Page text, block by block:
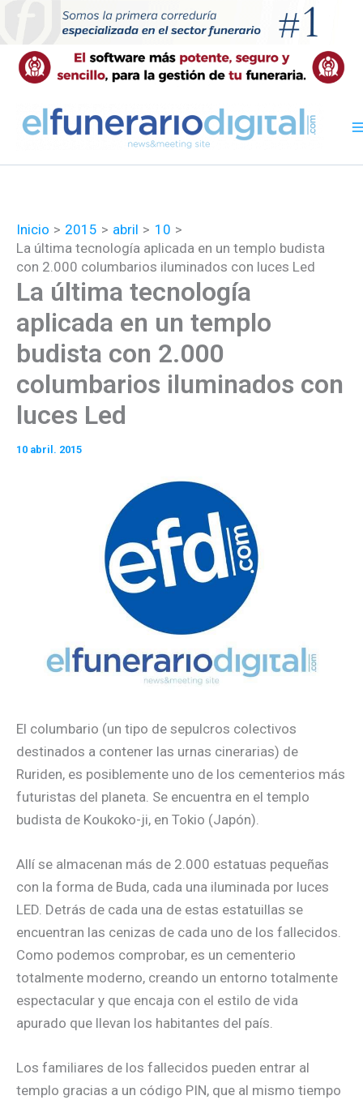
contenido
Inicio 2015 abril
10
La última tecnología aplicada en un templo budista
con 2.000 columbarios iluminados con luces Led
La última tecnología
aplicada en un templo
budista con 2.000
columbarios iluminados con
luces Led
10 abril. 2015
El columbario (un tipo de sepulcros colectivos
destinados a contener las urnas cinerarias) de
Ruriden, es posiblemente uno de los cementerios más
futuristas del planeta. Se encuentra en el templo
budista de Koukoko-ji, en Tokio (Japón).
Allí se almacenan más de 2.000 estatuas pequeñas
con la forma de Buda, cada una iluminada por luces
LED. Detrás de cada una de estas estatuillas se
encuentran las cenizas de cada uno de los fallecidos.
Como podemos comprobar, es un cementerio
totalmente moderno, creando un entorno totalmente
espectacular y que encaja con el estilo de vida
apurado que llevan los habitantes del país.
Los familiares de los fallecidos pueden entrar al
templo gracias a un código PIN, que al mismo tiempo